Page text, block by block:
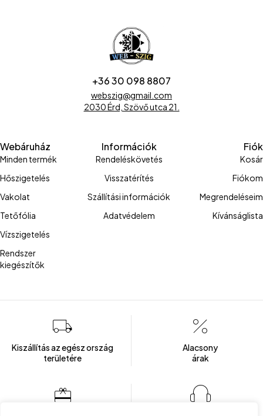
+36 30 098 8807
webszig@gmail.com
2030 Érd, Szövő utca 21.
Webáruház
Minden termék
Hőszigetelés
Vakolat
Tetőfólia
Vízszigetelés
Rendszer
kiegészítők
Információk
Rendeléskövetés
Visszatérítés
Szállítási információk
Adatvédelem
Fiók
Kosár
Fiókom
Megrendeléseim
Kívánságlista
Kiszállítás az egész ország
területére
Alacsony
árak